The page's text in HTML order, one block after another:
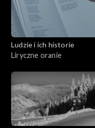
Ludzie i ich historie
Liryczne oranie